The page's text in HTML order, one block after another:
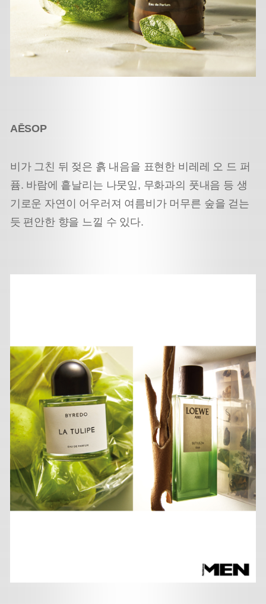
AĒSOP
비가 그친 뒤 젖은 흙 내음을 표현한 비레레 오 드 퍼
퓸. 바람에 흩날리는 나뭇잎, 무화과의 풋내음 등 생
기로운 자연이 어우러져 여름비가 머무른 숲을 걷는
듯 편안한 향을 느낄 수 있다.